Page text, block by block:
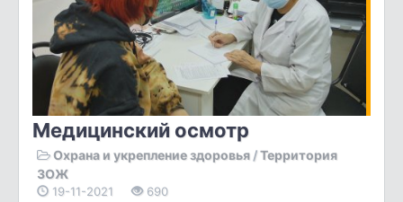
Медицинский осмотр
Охрана и укрепление здоровья/Территория
ЗОЖ
19-11-2021 690